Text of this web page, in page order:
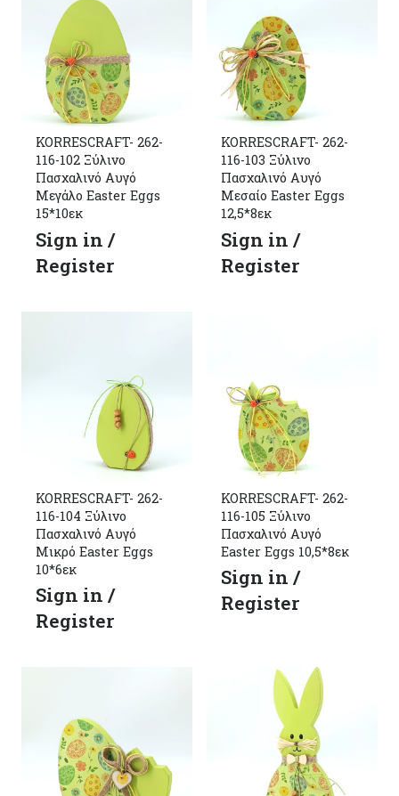
KORRESCRAFT- 262-
116-102 Ξύλινο
Πασχαλινό Αυγό
Μεγάλο Easter Eggs
15*10εκ
Sign in /
Register
KORRESCRAFT- 262-
116-103 Ξύλινο
Πασχαλινό Αυγό
Μεσαίο Easter Eggs
12,5*8εκ
Sign in /
Register
KORRESCRAFT- 262-
116-104 Ξύλινο
Πασχαλινό Αυγό
Μικρό Easter Eggs
10*6εκ
Sign in /
Register
KORRESCRAFT- 262-
116-105 Ξύλινο
Πασχαλινό Αυγό
Easter Eggs 10,5*8εκ
Sign in /
Register